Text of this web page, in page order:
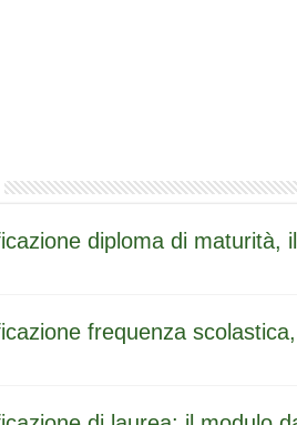
diploma di maturità,
frequenza